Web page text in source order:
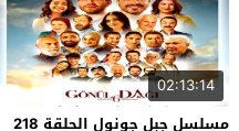
02:13:14
مسلسل جبل جونول الحلقة 218